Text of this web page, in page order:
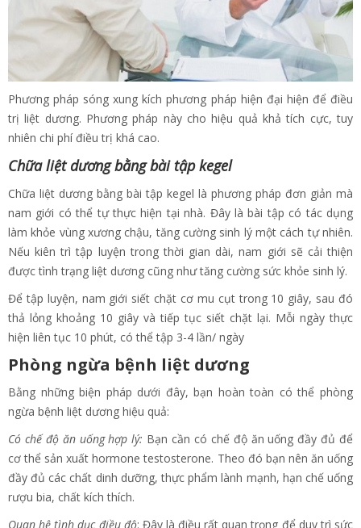
Phương pháp sóng xung kích phương pháp hiện đại hiện để điều
trị liệt dương. Phương pháp này cho hiệu quả khả tích cực, tuy
nhiên chi phí điều trị khá cao.
Chữa liệt dương bằng bài tập kegel
Chữa liệt dương bằng bài tập kegel là phương pháp đơn giản mà
nam giới có thể tự thực hiện tại nhà. Đây là bài tập có tác dụng
làm khỏe vùng xương chậu, tăng cường sinh lý một cách tự nhiên.
Nếu kiên trì tập luyện trong thời gian dài, nam giới sẽ cải thiện
được tình trạng liệt dương cũng như tăng cường sức khỏe sinh lý.
Để tập luyện, nam giới siết chặt cơ mu cụt trong 10 giây, sau đó
thả lỏng khoảng 10 giây và tiếp tục siết chặt lại. Mỗi ngày thực
hiện liên tục 10 phút, có thể tập 3-4 lần/ ngày
Phòng ngừa bệnh liệt dương
Bằng những biện pháp dưới đây, bạn hoàn toàn có thể phòng
ngừa bệnh liệt dương hiệu quả:
Có chế độ ăn uống hợp lý: Bạn cần có chế độ ăn uống đầy đủ để
cơ thể sản xuất hormone testosterone. Theo đó bạn nên ăn uống
đầy đủ các chất dinh dưỡng, thực phẩm lành mạnh, hạn chế uống
rượu bia, chất kích thích.
Quan hệ tình dục điều độ: Đây là điều rất quan trọng để duy trì sức